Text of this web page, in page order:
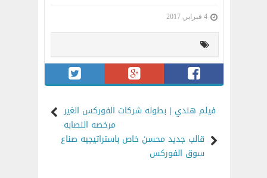
4 فبراير, 2017
فيلم هندي | بطوله شركات الفوركس الغير
مرخصه النصابه
قالب جديد محسن خاص باستراتيجيه صناع
سوق الفوركس